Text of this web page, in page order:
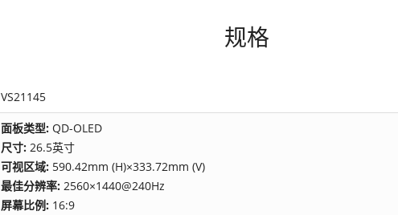
规格
VS21145
面板类型: QD-OLED
尺寸: 26.5英寸
可视区域: 590.42mm (H)×333.72mm (V)
最佳分辨率: 2560×1440@240Hz
屏幕比例: 16:9